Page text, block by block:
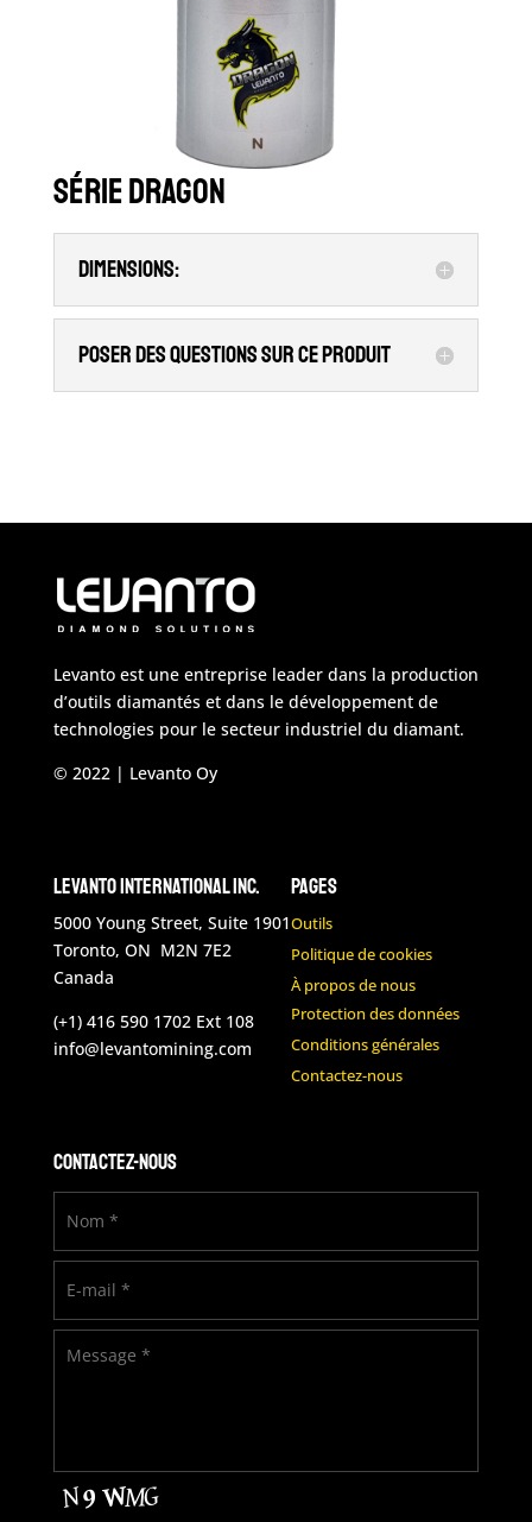
Série Dragon
Dimensions:
Poser des questions sur ce produit
Levanto est une entreprise leader dans la production
d’outils diamantés et dans le développement de
technologies pour le secteur industriel du diamant.
© 2022 | Levanto Oy
Levanto International Inc.
5000 Young Street, Suite 1901
Toronto, ON M2N 7E2
Canada
(+1) 416 590 1702 Ext 108
info@levantomining.com
Pages
Outils
Politique de cookies
À propos de nous
Protection des données
Conditions générales
Contactez-nous
Contactez-nous